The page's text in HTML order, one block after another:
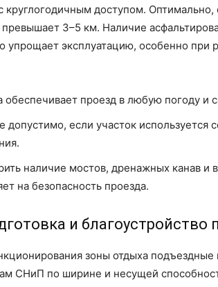
круглогодичным доступом. Оптимально,
3–5 км. Наличие
упрощает эксплуатацию, особенно при
обеспечивает проезд в любую погоду и
допустимо, если участок используется
наличие мостов, дренажных канав и
на безопасность проезда.
и благоустройство
зоны отдыха
СНиП по ширине и несущей